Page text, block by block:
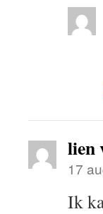
lien
17
Ik